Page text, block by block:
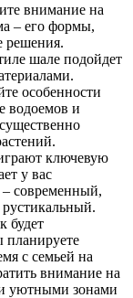
внимание на
– его формы,
решения.
шале подойдет
особенности
водоемов и
ключевую
у вас
современный,
будет
планируете
с семьей на
внимание на
уютными зонами